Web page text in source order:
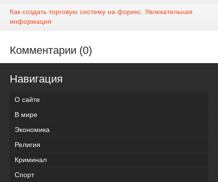
Как создать торговую систему на форекс. Увлекательная
информация
Комментарии (0)
Навигация
О сайте
В мире
Экономика
Религия
Криминал
Спорт